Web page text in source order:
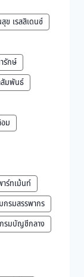
ข เรสสิเดนซ์
รักษ์
มพันธ์
ม
ร์ทเม้นท์
รมสรรพากร
รมบัญชีกลาง